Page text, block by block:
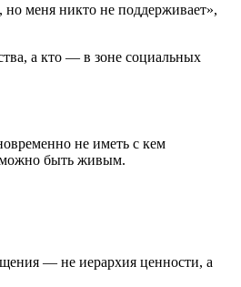
меня никто не поддерживает»,
а кто — в зоне социальных
не иметь с кем
можно быть живым.
— не иерархия ценности, а